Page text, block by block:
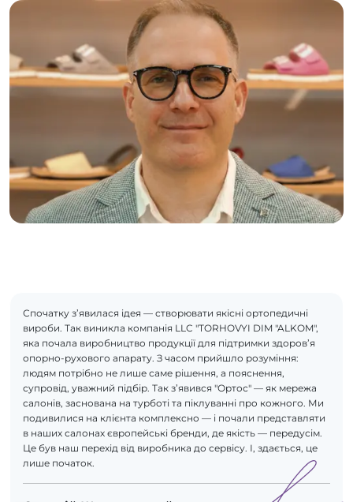
Спочатку з’явилася ідея — створювати якісні ортопедичні
вироби. Так виникла компанія LLC "TORHOVYI DIM "ALKOM",
яка почала виробництво продукції для підтримки здоров’я
опорно-рухового апарату. З часом прийшло розуміння:
людям потрібно не лише саме рішення, а пояснення,
супровід, уважний підбір. Так з’явився "Ортос" — як мережа
салонів, заснована на турботі та піклуванні про кожного. Ми
подивилися на клієнта комплексно — і почали представляти
в наших салонах європейські бренди, де якість — передусім.
Це був наш перехід від виробника до сервісу. І, здається, це
лише початок.